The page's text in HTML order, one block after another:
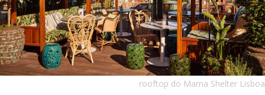
rooftop do Mama Shelter Lisboa